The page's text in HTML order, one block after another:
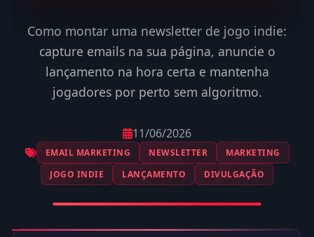
Como montar uma newsletter de jogo indie:
capture emails na sua página, anuncie o
lançamento na hora certa e mantenha
jogadores por perto sem algoritmo.
11/06/2026
EMAIL MARKETING NEWSLETTER
MARKETING
JOGO INDIE
LANÇAMENTO DIVULGAÇÃO